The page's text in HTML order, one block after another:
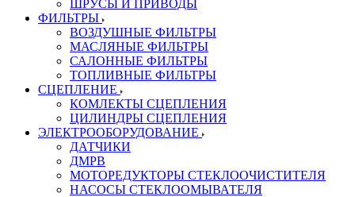
ШРУСЫ И ПРИВОДЫ
ФИЛЬТРЫ
ВОЗДУШНЫЕ ФИЛЬТРЫ
МАСЛЯНЫЕ ФИЛЬТРЫ
САЛОННЫЕ ФИЛЬТРЫ
ТОПЛИВНЫЕ ФИЛЬТРЫ
СЦЕПЛЕНИЕ
КОМЛЕКТЫ СЦЕПЛЕНИЯ
ЦИЛИНДРЫ СЦЕПЛЕНИЯ
ЭЛЕКТРООБОРУДОВАНИЕ
ДАТЧИКИ
ДМРВ
МОТОРЕДУКТОРЫ СТЕКЛООЧИСТИТЕЛЯ
НАСОСЫ СТЕКЛООМЫВАТЕЛЯ